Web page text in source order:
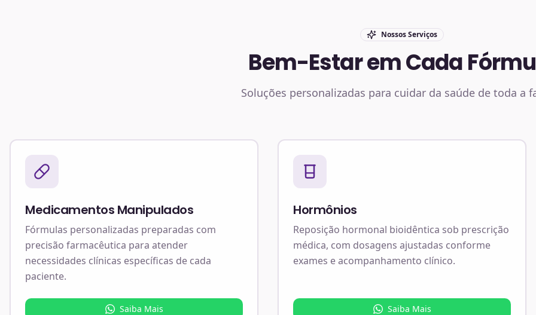
Nossos Serviços
Bem-Estar em Cada
Soluções personalizadas para cuidar da saúde de toda a
Medicamentos Manipulados
Fórmulas personalizadas preparadas com
precisão farmacêutica para atender
necessidades clínicas específicas de cada
paciente.
Saiba Mais
Hormônios
Reposição hormonal bioidêntica sob prescrição
médica, com dosagens ajustadas conforme
exames e acompanhamento clínico.
Saiba Mais